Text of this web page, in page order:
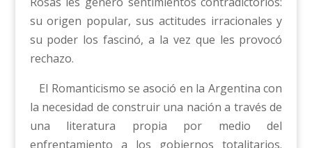
su origen popular, sus actitudes irracionales y
su poder los fascinó, a la vez que les provocó
rechazo.
El Romanticismo se asoció en la Argentina con
la necesidad de construir una nación a través de
una literatura propia por medio del
enfrentamiento a los gobiernos totalitarios.